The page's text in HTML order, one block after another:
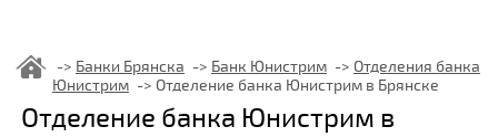
курс от
Выберите
действие: Продать
Банки Брянска Банк Юнистрим
Отделения банка
Юнистрим
Отделение банка Юнистрим в Брянске
Отделение банка Юнистрим в